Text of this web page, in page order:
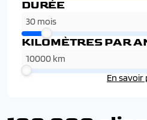
DURÉE
KILOMÈTRES PAR
En savoir